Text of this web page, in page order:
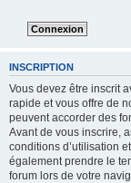
INSCRIPTION
Vous devez être inscrit
rapide et vous offre de
peuvent accorder des
Avant de vous inscrire,
conditions d’utilisation
également prendre le
forum lors de votre